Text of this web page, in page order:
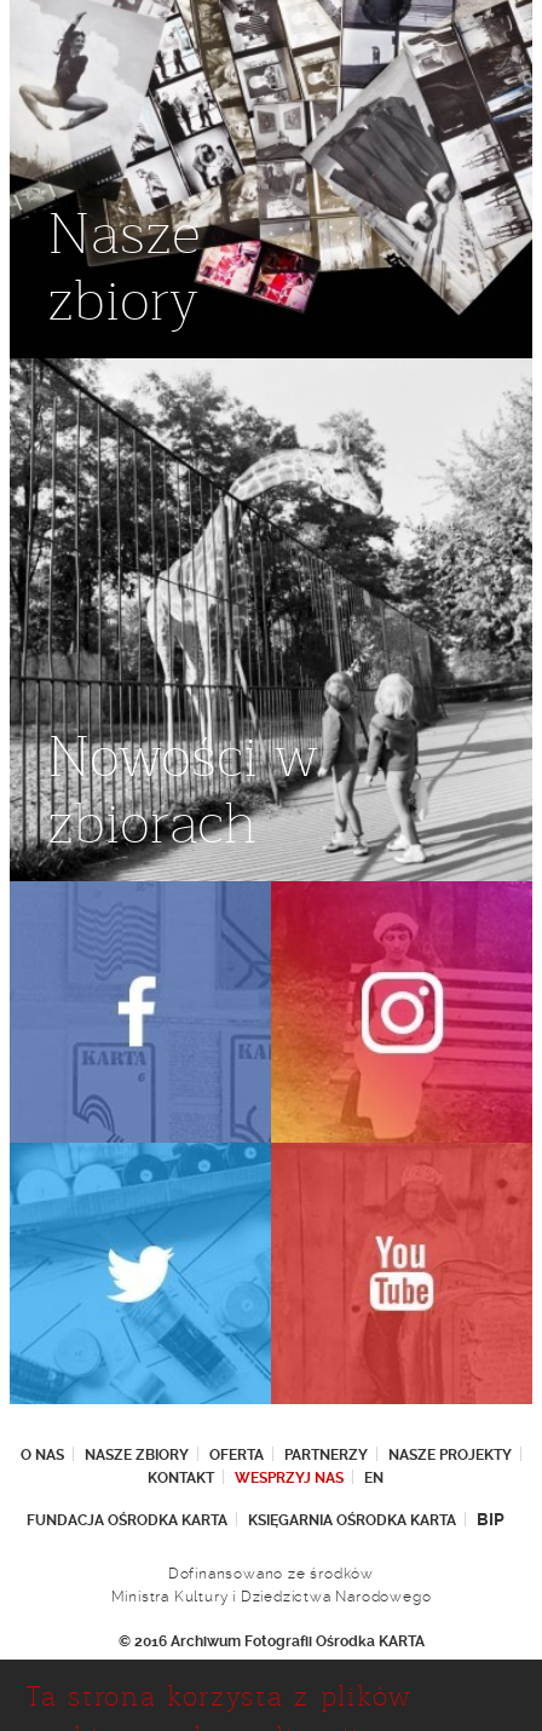
Nasze
zbiory
Nowości w
zbiorach
O NAS NASZE ZBIORY OFERTA PARTNERZY
NASZE PROJEKTY
KONTAKT
WESPRZYJ NAS EN
FUNDACJA OŚRODKA KARTA KSIĘGARNIA OŚRODKA KARTA BIP
Dofinansowano ze środków
Ministra Kultury i Dziedzictwa Narodowego
© 2016 Archiwum Fotografii Ośrodka KARTA
Ul. Narbutta 29
02-536 Warszawa
Ta strona korzysta z plików